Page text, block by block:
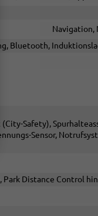
Navigation,
Bluetooth,
Safety),
Sensor,
Distance Control